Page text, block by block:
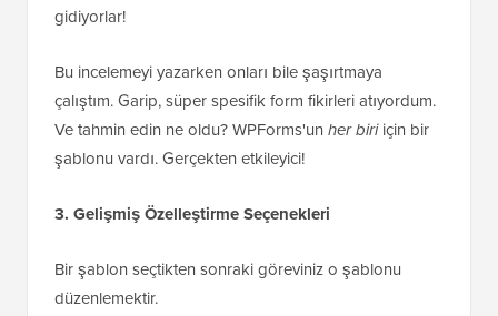
gidiyorlar!
Bu incelemeyi yazarken onları bile şaşırtmaya
çalıştım. Garip, süper spesifik form fikirleri atıyordum.
Ve tahmin edin ne oldu? WPForms'un her biriiçin bir
şablonu vardı. Gerçekten etkileyici!
3. Gelişmiş Özelleştirme Seçenekleri
Bir şablon seçtikten sonraki göreviniz o şablonu
düzenlemektir.